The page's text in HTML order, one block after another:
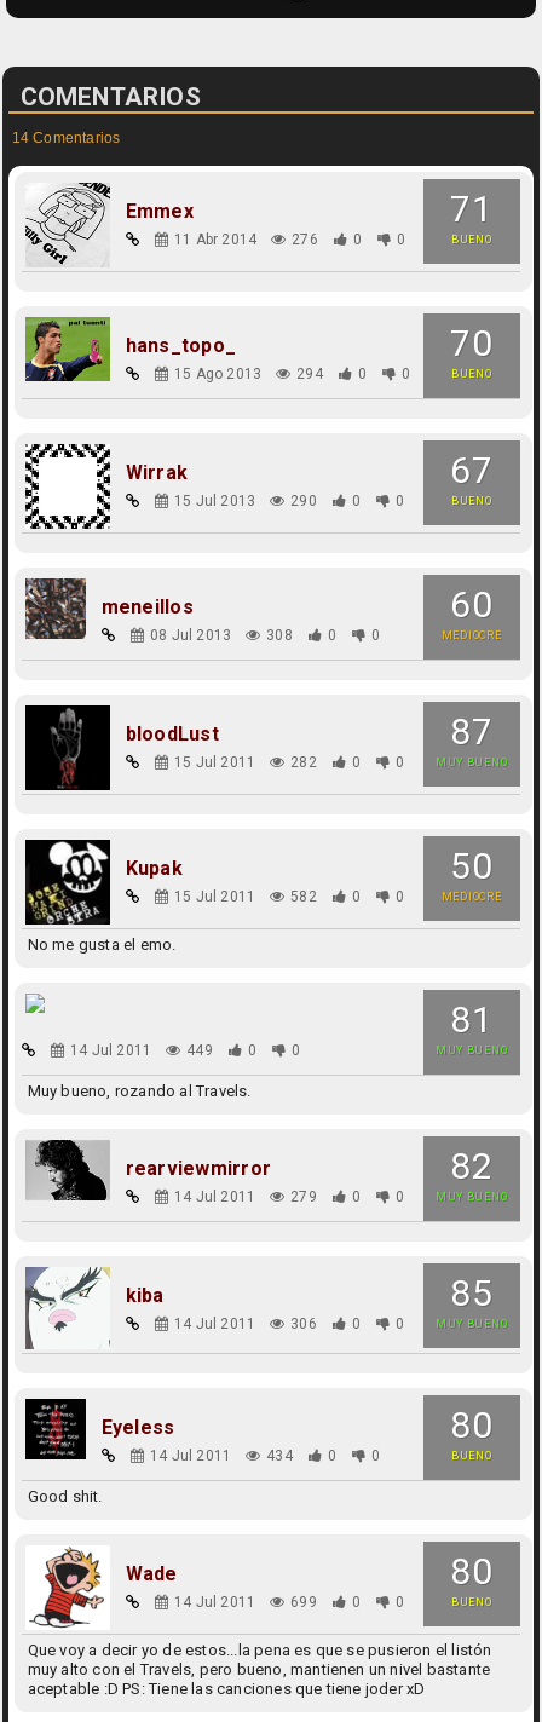
COMENTARIOS
14 Comentarios
71
BUENO
Emmex
11 Abr 2014 276 0 0
70
BUENO
hans_topo_
15 Ago 2013 294 0 0
67
BUENO
Wirrak
15 Jul 2013 290 0 0
60
MEDIOCRE
meneillos
08 Jul 2013 308 0 0
87
MUY BUENO
bloodLust
15 Jul 2011 282 0 0
50
MEDIOCRE
Kupak
15 Jul 2011 582 0 0
No me gusta el emo.
81
MUY BUENO
14 Jul 2011 449 0 0
Muy bueno, rozando al Travels.
82
MUY BUENO
rearviewmirror
14 Jul 2011 279 0 0
85
MUY BUENO
kiba
14 Jul 2011 306 0 0
80
BUENO
Eyeless
14 Jul 2011 434 0 0
Good shit.
80
BUENO
Wade
14 Jul 2011 699 0 0
Que voy a decir yo de estos...la pena es que se pusieron el listón
muy alto con el Travels, pero bueno, mantienen un nivel bastante
aceptable :D PS: Tiene las canciones que tiene joder xD